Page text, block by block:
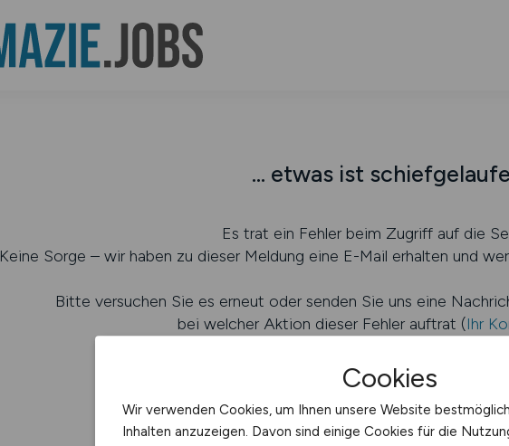
... etwas ist
Es trat ein Fehler beim Zugriff auf die
Keine Sorge – wir haben zu dieser Meldung eine E-Mail erhalten und
Bitte versuchen Sie es erneut oder senden Sie uns eine
bei welcher Aktion dieser Fehler auftrat (Ihr
Cookies
Wir verwenden Cookies, um Ihnen unsere Website
Inhalten anzuzeigen. Davon sind einige Cookies für die